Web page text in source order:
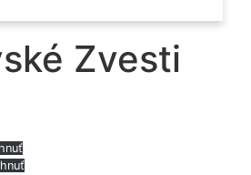
Zvesti